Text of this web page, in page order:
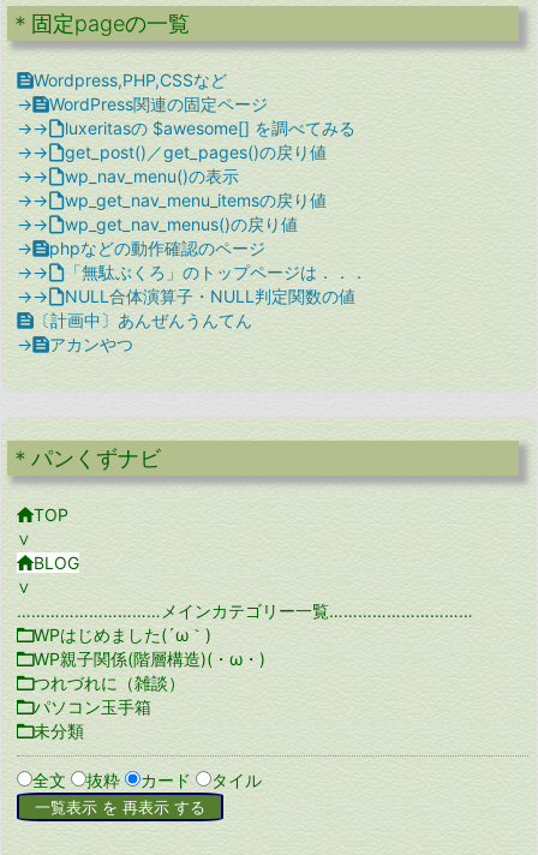
＊固定pageの一覧
Wordpress,PHP,CSSなど
→WordPress関連の固定ページ
→→luxeritasの $awesome[] を調べてみる
→→get_post()／get_pages()の戻り値
→→wp_nav_menu()の表示
→→wp_get_nav_menu_itemsの戻り値
→→wp_get_nav_menus()の戻り値
→phpなどの動作確認のページ
→→ 「無駄ぶくろ」のトップページは．．．
→→NULL合体演算子・NULL判定関数の値
 〔計画中〕あんぜんうんてん
→アカンやつ
＊パンくずナビ
TOP
∨
BLOG
∨
…………………………メインカテゴリー一覧…………………………
WPはじめました(´ω｀)
WP親子関係(階層構造)(・ω・)
つれづれに（雑談）
パソコン玉手箱
未分類
全文 抜粋 カード タイル